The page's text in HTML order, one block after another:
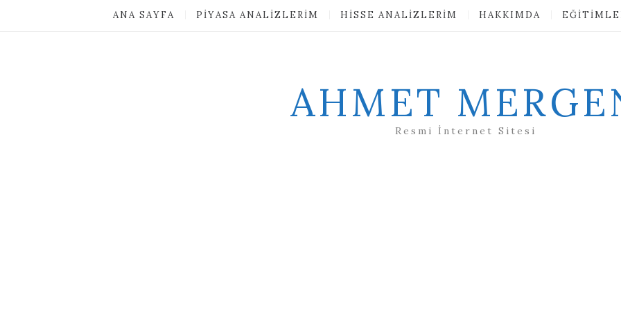
ANA SAYFA PIYASA ANALIZLERIM HISSE ANALIZLERIM HAKKIMDA
AHMET
Resmi İnternet Sitesi